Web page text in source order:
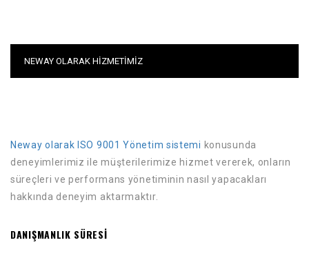
NEWAY OLARAK HIZMETIMIZ
Neway olarak ISO 9001 Yönetim sistemi konusunda
deneyimlerimiz ile müşterilerimize hizmet vererek, onların
süreçleri ve performans yönetiminin nasıl yapacakları
hakkında deneyim aktarmaktır.
DANIŞMANLIK SÜRESI